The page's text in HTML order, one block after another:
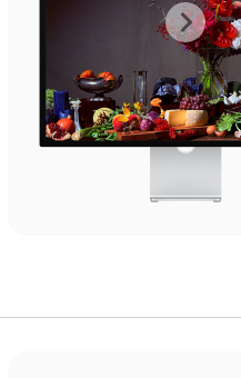
上
一
张
图
下
一
张
图